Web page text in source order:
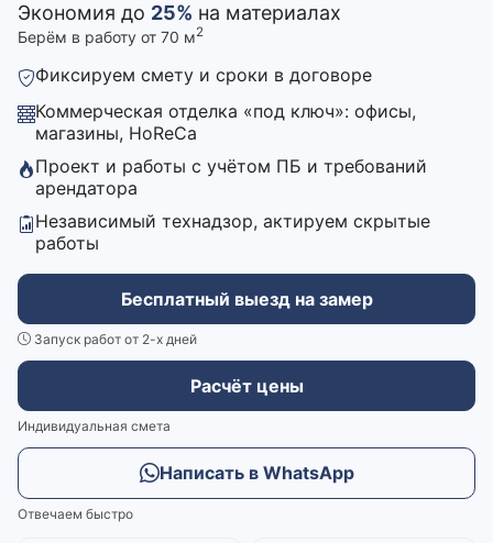
Экономия до 25% на материалах
Берём в работу от 70 м2
Фиксируем смету и сроки в договоре
Коммерческая отделка «под ключ»: офисы,
магазины, HoReCa
Проект и работы с учётом ПБ и требований
арендатора
Независимый технадзор, актируем скрытые
работы
Бесплатный выезд на замер
Запуск работ от 2-х дней
Расчёт цены
Индивидуальная смета
Написать в WhatsApp
Отвечаем быстро